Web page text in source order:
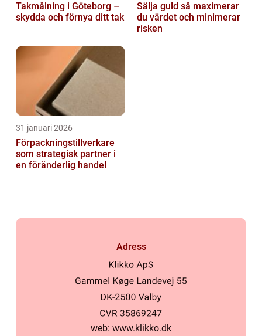
Takmålning i Göteborg –
skydda och förnya ditt tak
Sälja guld så maximerar
du värdet och minimerar
risken
31 januari 2026
Förpackningstillverkare
som strategisk partner i
en föränderlig handel
Adress
web: www.klikko.dk